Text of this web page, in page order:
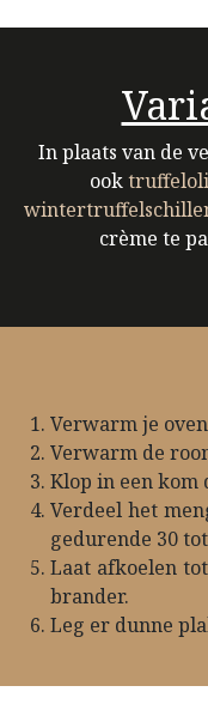
Verwarm je
Verwarm de
Klop in een
Verdeel het
gedurende 30
Laat afkoelen
brander.
Leg er dunne
In plaats van de
ook
crème te